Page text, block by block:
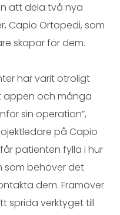
att dela två nya
Capio Ortopedi, som
skapar för dem.
har varit otroligt
appen och många
sin operation”,
på Capio
får patienten fylla i hur
som behöver det
dem. Framöver
sprida verktyget till